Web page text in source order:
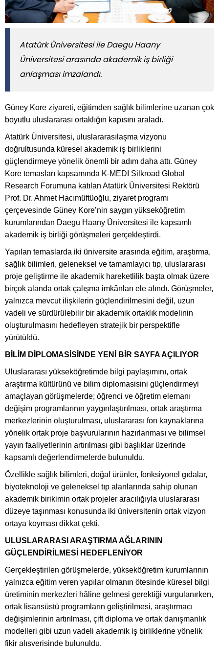
Atatürk Üniversitesi ile Daegu Haany
Üniversitesi arasında akademik iş birliği
anlaşması imzalandı.
Güney Kore ziyareti, eğitimden sağlık bilimlerine uzanan çok
boyutlu uluslararası ortaklığın kapısını araladı.
Atatürk Üniversitesi, uluslararasılaşma vizyonu
doğrultusunda küresel akademik iş birliklerini
güçlendirmeye yönelik önemli bir adım daha attı. Güney
Kore temasları kapsamında K-MEDI Silkroad Global
Research Forumuna katılan Atatürk Üniversitesi Rektörü
Prof. Dr. Ahmet Hacımüftüoğlu, ziyaret programı
çerçevesinde Güney Kore’nin saygın yükseköğretim
kurumlarından Daegu Haany Üniversitesi ile kapsamlı
akademik iş birliği görüşmeleri gerçekleştirdi.
Yapılan temaslarda iki üniversite arasında eğitim, araştırma,
sağlık bilimleri, geleneksel ve tamamlayıcı tıp, uluslararası
proje geliştirme ile akademik hareketlilik başta olmak üzere
birçok alanda ortak çalışma imkânları ele alındı. Görüşmeler,
yalnızca mevcut ilişkilerin güçlendirilmesini değil, uzun
vadeli ve sürdürülebilir bir akademik ortaklık modelinin
oluşturulmasını hedefleyen stratejik bir perspektifle
yürütüldü.
BİLİM DİPLOMASİSİNDE YENİ BİR SAYFA AÇILIYOR
Uluslararası yükseköğretimde bilgi paylaşımını, ortak
araştırma kültürünü ve bilim diplomasisini güçlendirmeyi
amaçlayan görüşmelerde; öğrenci ve öğretim elemanı
değişim programlarının yaygınlaştırılması, ortak araştırma
merkezlerinin oluşturulması, uluslararası fon kaynaklarına
yönelik ortak proje başvurularının hazırlanması ve bilimsel
yayın faaliyetlerinin artırılması gibi başlıklar üzerinde
kapsamlı değerlendirmelerde bulunuldu.
Özellikle sağlık bilimleri, doğal ürünler, fonksiyonel gıdalar,
biyoteknoloji ve geleneksel tıp alanlarında sahip olunan
akademik birikimin ortak projeler aracılığıyla uluslararası
düzeye taşınması konusunda iki üniversitenin ortak vizyon
ortaya koyması dikkat çekti.
ULUSLARARASI ARAŞTIRMA AĞLARININ
GÜÇLENDİRİLMESİ HEDEFLENİYOR
Gerçekleştirilen görüşmelerde, yükseköğretim kurumlarının
yalnızca eğitim veren yapılar olmanın ötesinde küresel bilgi
üretiminin merkezleri hâline gelmesi gerektiği vurgulanırken,
ortak lisansüstü programların geliştirilmesi, araştırmacı
değişimlerinin artırılması, çift diploma ve ortak danışmanlık
modelleri gibi uzun vadeli akademik iş birliklerine yönelik
fikir alışverişinde bulunuldu.